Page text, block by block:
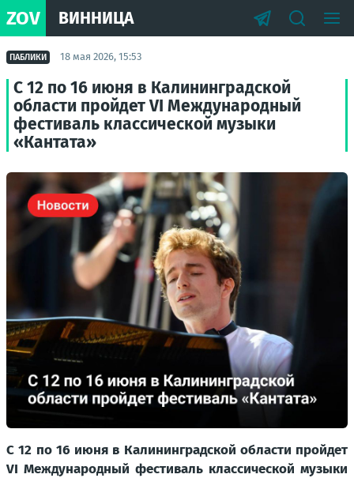
ZOV ВИННИЦА
ПАБЛИКИ 18 мая 2026, 15:53
С 12 по 16 июня в Калининградской
области пройдет VI Международный
фестиваль классической музыки
«Кантата»
С 12 по 16 июня в Калининградской области пройдет
VI Международный фестиваль классической музыки